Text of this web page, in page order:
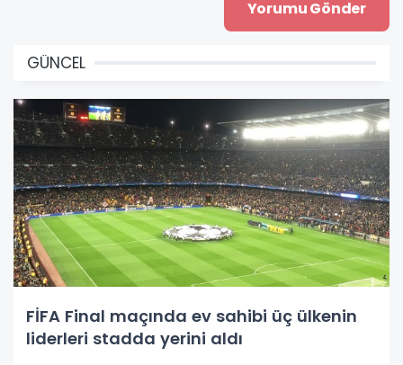
GÜNCEL
FİFA Final maçında ev sahibi üç ülkenin
liderleri stadda yerini aldı